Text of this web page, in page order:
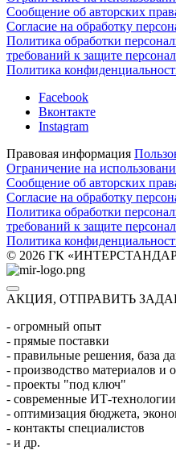
Сообщение об авторских
Согласие на обработку
Политика обработки
требований к защите
Политика
Facebook
Вконтакте
Instagram
Правовая информация
Ограничение на
Сообщение об авторских
Согласие на обработку
Политика обработки
требований к защите
Политика
© 2026 ГК
АКЦИЯ, ОТПРАВИТЬ
- огромный опыт
- прямые поставки
- правильные решения, база
- производство материалов и
- проекты "под ключ"
- современные ИТ-
- оптимизация бюджета,
- контакты специалистов
- и др.